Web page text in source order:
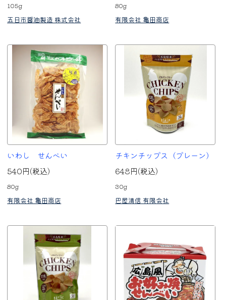
105g
五日市醤油製造 株式会社
80g
有限会社 亀田商店
いわし せんべい
540円(税込)
80g
有限会社 亀田商店
チキンチップス（プレーン）
648円(税込)
30g
巴屋清信 有限会社